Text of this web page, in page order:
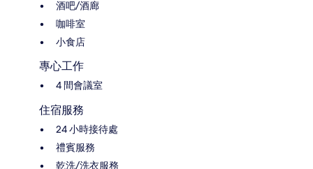
酒吧/酒廊
咖啡室
小食店
專心工作
4 間會議室
住宿服務
24 小時接待處
禮賓服務
乾洗/洗衣服務